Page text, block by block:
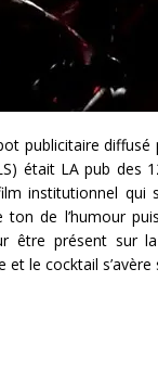
publicitaire
était LA pub des
institutionnel qui
ton de l’humour
être présent sur
le cocktail s’avère